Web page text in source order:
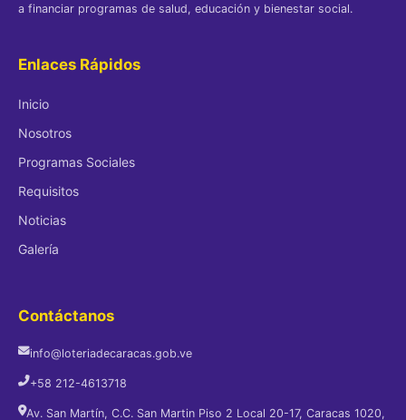
a financiar programas de salud, educación y bienestar social.
Enlaces Rápidos
Inicio
Nosotros
Programas Sociales
Requisitos
Noticias
Galería
Contáctanos
info@loteriadecaracas.gob.ve
+58 212-4613718
Av. San Martín, C.C. San Martin Piso 2 Local 20-17, Caracas 1020,